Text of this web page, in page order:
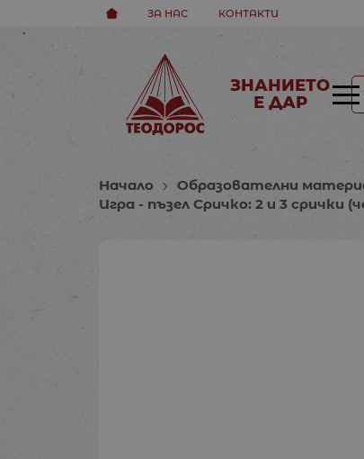
ЗА НАС КОНТАКТИ
ЗНАНИЕТО
Е ДАР
Начало Образователни
Игра - пъзел Сричко: 2 и 3 срички